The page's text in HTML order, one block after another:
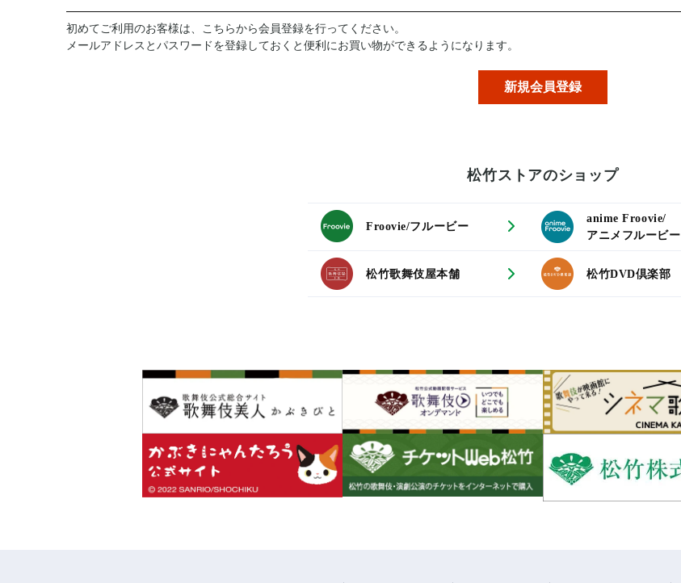
初めてご利用のお客様は、こちらから会員登録を行ってください。
メールアドレスとパスワードを登録しておくと便利にお買い物ができるようになります。
松竹ストアのショップ
Froovie/フルービー
anime Froovie/
アニメフルービー
松竹歌舞伎屋本舗 松竹DVD倶楽部